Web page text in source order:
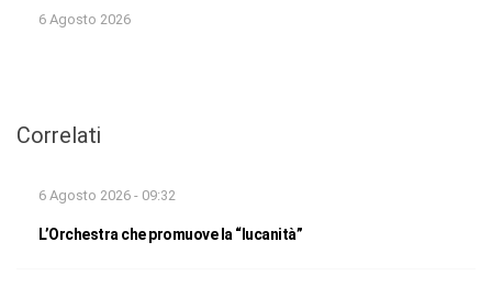
6 Agosto 2026
Correlati
6 Agosto 2026 - 09:32
L’Orchestra che promuove la “lucanità”